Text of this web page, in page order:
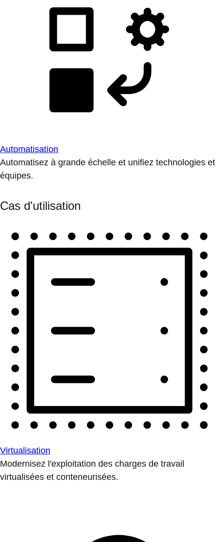
Automatisation
Automatisez à grande échelle et unifiez technologies et
équipes.
Cas d'utilisation
Virtualisation
Modernisez l'exploitation des charges de travail
virtualisées et conteneurisées.